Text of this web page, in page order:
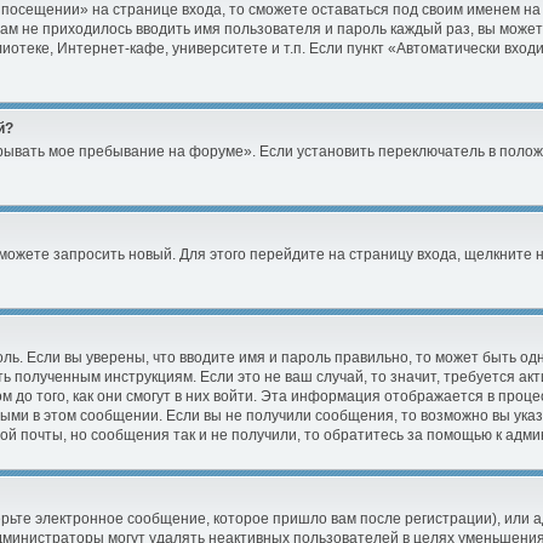
на странице входа, то сможете оставаться под своим именем
не приходилось вводить имя пользователя и пароль каждый раз, вы
Интернет-кафе, университете и т.п. Если пункт «Автоматически
мое пребывание на форуме». Если установить переключатель в
запросить новый. Для этого перейдите на страницу входа,
Если вы уверены, что вводите имя и пароль правильно, то может быть
инструкциям. Если это не ваш случай, то значит, требуется
того, как они смогут в них войти. Эта информация отображается в
в этом сообщении. Если вы не получили сообщения, то возможно вы
почты, но сообщения так и не получили, то обратитесь за помощью к
электронное сообщение, которое пришло вам после регистрации), или
могут удалять неактивных пользователей в целях